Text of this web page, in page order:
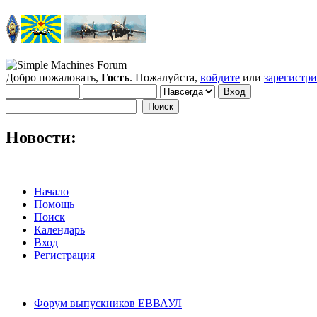
Добро пожаловать, Гость. Пожалуйста, войдите или
Новости:
Начало
Помощь
Поиск
Календарь
Вход
Регистрация
Форум выпускников ЕВВАУЛ